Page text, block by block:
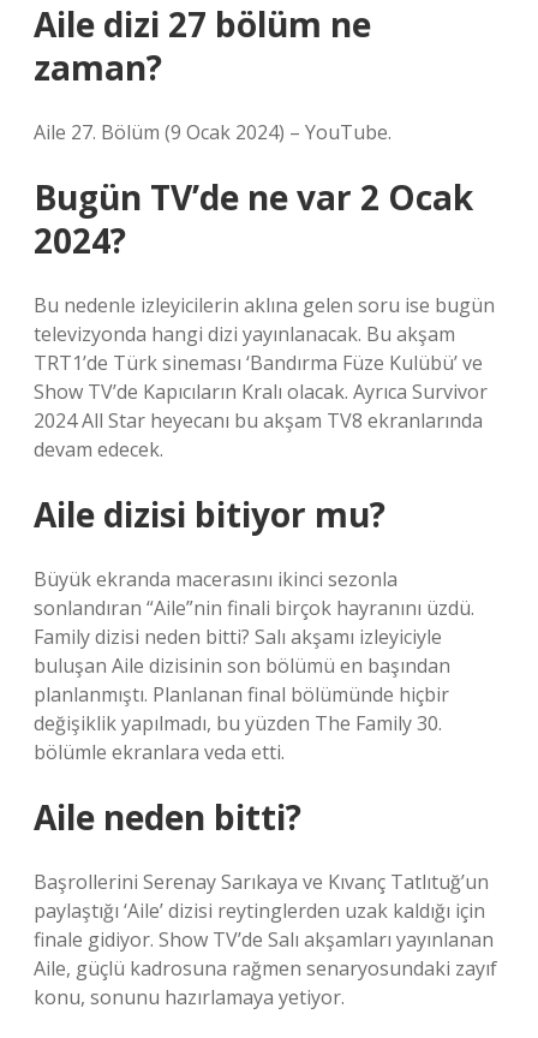
Aile dizi 27 bölüm ne
zaman?
Aile 27. Bölüm (9 Ocak 2024) – YouTube.
Bugün TV’de ne var 2 Ocak
2024?
Bu nedenle izleyicilerin aklına gelen soru ise bugün
televizyonda hangi dizi yayınlanacak. Bu akşam
TRT1’de Türk sineması ‘Bandırma Füze Kulübü’ ve
Show TV’de Kapıcıların Kralı olacak. Ayrıca Survivor
2024 All Star heyecanı bu akşam TV8 ekranlarında
devam edecek.
Aile dizisi bitiyor mu?
Büyük ekranda macerasını ikinci sezonla
sonlandıran “Aile”nin finali birçok hayranını üzdü.
Family dizisi neden bitti? Salı akşamı izleyiciyle
buluşan Aile dizisinin son bölümü en başından
planlanmıştı. Planlanan final bölümünde hiçbir
değişiklik yapılmadı, bu yüzden The Family 30.
bölümle ekranlara veda etti.
Aile neden bitti?
Başrollerini Serenay Sarıkaya ve Kıvanç Tatlıtuğ’un
paylaştığı ‘Aile’ dizisi reytinglerden uzak kaldığı için
finale gidiyor. Show TV’de Salı akşamları yayınlanan
Aile, güçlü kadrosuna rağmen senaryosundaki zayıf
konu, sonunu hazırlamaya yetiyor.